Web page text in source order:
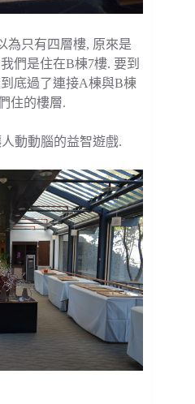
為只有四層樓, 原來是
們是住在B棟7樓. 要到
底過了連接A棟與B棟
住的樓層.
動動腦的益智遊戲.